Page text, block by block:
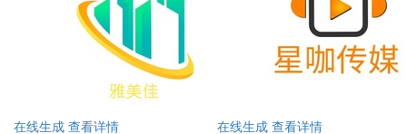
在线生成 查看详情
在线生成 查看详情